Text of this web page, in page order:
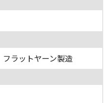
ラットヤーン製造